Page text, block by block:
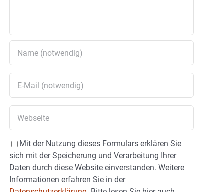
Mit der Nutzung dieses Formulars erklären Sie
sich mit der Speicherung und Verarbeitung Ihrer
Daten durch diese Website einverstanden. Weitere
Informationen erfahren Sie in der